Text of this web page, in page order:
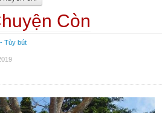
Còn
Tùy bút